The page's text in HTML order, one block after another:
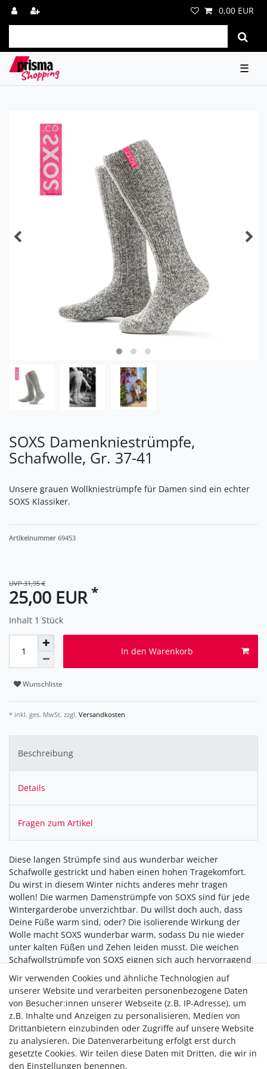
0,00 EUR
☰
SOXS Damenkniestrümpfe,
Schafwolle, Gr. 37-41
Unsere grauen Wollkniestrümpfe für Damen sind ein echter
SOXS Klassiker.
Artikelnummer 69453
UVP 31,95 €
25,00 EUR *
Inhalt 1 Stück
In den Warenkorb
Wunschliste
* inkl. ges. MwSt. zzgl. Versandkosten
Beschreibung
Details
Fragen zum Artikel
Diese langen Strümpfe sind aus wunderbar weicher
Schafwolle gestrickt und haben einen hohen Tragekomfort.
Du wirst in diesem Winter nichts anderes mehr tragen
wollen! Die warmen Damenstrümpfe von SOXS sind für jede
Wintergarderobe unverzichtbar. Du willst doch auch, dass
Deine Füße warm sind, oder? Die isolierende Wirkung der
Wolle macht SOXS wunderbar warm, sodass Du nie wieder
unter kalten Füßen und Zehen leiden musst. Die weichen
Schafwollstrümpfe von SOXS eignen sich auch hervorragend
diesem Winter wohlig warme Füße und vervollständige Dein
gemütliches Winteroutfit.
Wir verwenden Cookies und ähnliche Technologien auf
unserer Website und verarbeiten personenbezogene Daten
von Besucher:innen unserer Webseite (z.B. IP-Adresse), um
z.B. Inhalte und Anzeigen zu personalisieren, Medien von
Drittanbietern einzubinden oder Zugriffe auf unsere Website
zu analysieren. Die Datenverarbeitung erfolgt erst durch
gesetzte Cookies. Wir teilen diese Daten mit Dritten, die wir in
den Einstellungen benennen.